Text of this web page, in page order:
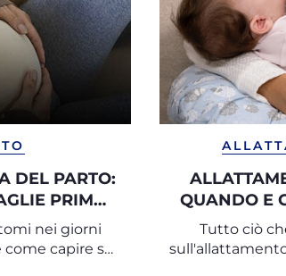
DEL PARTO:
PRIMA
nei giorni
capire se
QUANDO E
Tutto ciò